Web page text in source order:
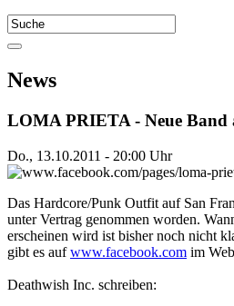
News
LOMA PRIETA - Neue Band
Do., 13.10.2011 - 20:00 Uhr
Das Hardcore/Punk Outfit auf San
unter Vertrag genommen worden.
erscheinen wird ist bisher noch nicht
gibt es aufwww.facebook.com im
Deathwish Inc. schreiben: